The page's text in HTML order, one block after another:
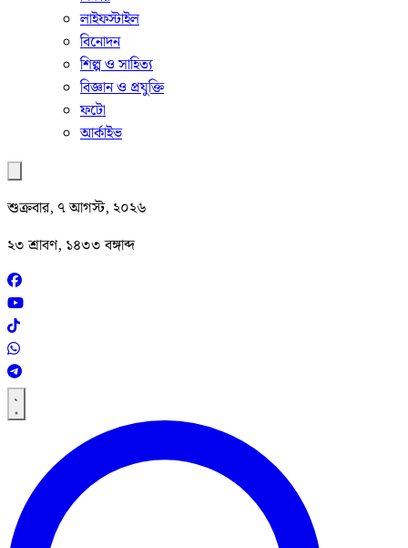
লাইফস্টাইল
বিনোদন
শিল্প ও সাহিত্য
বিজ্ঞান ও প্রযুক্তি
ফটো
আর্কাইভ
শুক্রবার, ৭ আগস্ট, ২০২৬
২৩ শ্রাবণ, ১৪৩৩ বঙ্গাব্দ